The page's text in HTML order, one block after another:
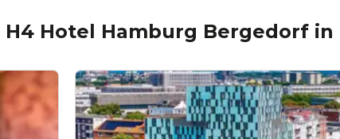
H4 Hotel Hamburg Bergedorf in